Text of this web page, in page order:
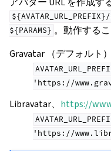
${PARAMS} 。動作する
Gravatar （デフォルト）
'https://
Libravatar、 https://
'https://